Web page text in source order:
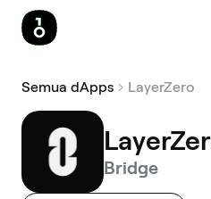
Semua dApps LayerZero
Bridge